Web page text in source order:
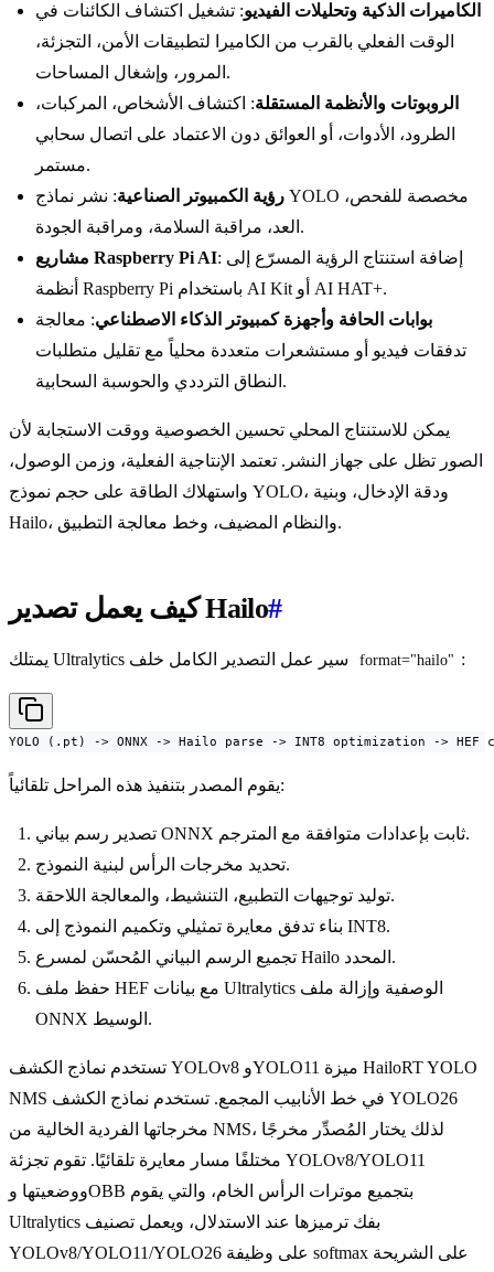
الكاميرات الذكية وتحليلات الفيديو: تشغيل اكتشاف الكائنات في
الوقت الفعلي بالقرب من الكاميرا لتطبيقات الأمن، التجزئة،
المرور، وإشغال المساحات.
الروبوتات والأنظمة المستقلة: اكتشاف الأشخاص، المركبات،
الطرود، الأدوات، أو العوائق دون الاعتماد على اتصال سحابي
مستمر.
رؤية الكمبيوتر الصناعية: نشر نماذج YOLO مخصصة للفحص،
العد، مراقبة السلامة، ومراقبة الجودة.
مشاريع Raspberry Pi AI: إضافة استنتاج الرؤية المسرّع إلى
أنظمة Raspberry Pi باستخدام AI Kit أو AI HAT+.
بوابات الحافة وأجهزة كمبيوتر الذكاء الاصطناعي: معالجة
تدفقات فيديو أو مستشعرات متعددة محلياً مع تقليل متطلبات
النطاق الترددي والحوسبة السحابية.
يمكن للاستنتاج المحلي تحسين الخصوصية ووقت الاستجابة لأن
الصور تظل على جهاز النشر. تعتمد الإنتاجية الفعلية، وزمن الوصول،
واستهلاك الطاقة على حجم نموذج YOLO، ودقة الإدخال، وبنية
Hailo، والنظام المضيف، وخط معالجة التطبيق.
كيف يعمل تصدير Hailo#
format="hailo" :
YOLO (.pt) -> ONNX -> Hailo parse -> INT8 optimization -> HEF
يقوم المصدر بتنفيذ هذه المراحل تلقائياً:
تصدير رسم بياني ONNX ثابت بإعدادات متوافقة مع المترجم.
تحديد مخرجات الرأس لبنية النموذج.
توليد توجيهات التطبيع، التنشيط، والمعالجة اللاحقة.
بناء تدفق معايرة تمثيلي وتكميم النموذج إلى INT8.
تجميع الرسم البياني المُحسّن لمسرع Hailo المحدد.
حفظ ملف HEF مع بيانات Ultralytics الوصفية وإزالة ملف
ONNX الوسيط.
تستخدم نماذج الكشف YOLOv8 وYOLO11 ميزة HailoRT YOLO
NMS في خط الأنابيب المجمع. تستخدم نماذج الكشف YOLO26
مخرجاتها الفردية الخالية من NMS، لذلك يختار المُصدِّر مخرجًا
مختلفًا مسار معايرة تلقائيًا. تقوم تجزئة YOLOv8/YOLO11
ووضعيتها وOBB بتجميع موترات الرأس الخام، والتي يقوم
Ultralytics بفك ترميزها عند الاستدلال، ويعمل تصنيف
YOLOv8/YOLO11/YOLO26 على وظيفة softmax على الشريحة